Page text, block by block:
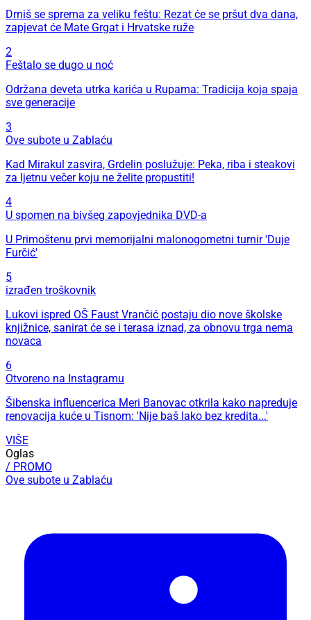
Drniš se sprema za veliku feštu: Rezat će se pršut dva dana,
zapjevat će Mate Grgat i Hrvatske ruže
2
Feštalo se dugo u noć
Održana deveta utrka karića u Rupama: Tradicija koja spaja
sve generacije
3
Ove subote u Zablaću
Kad Mirakul zasvira, Grdelin poslužuje: Peka, riba i steakovi
za ljetnu večer koju ne želite propustiti!
4
U spomen na bivšeg zapovjednika DVD-a
U Primoštenu prvi memorijalni malonogometni turnir 'Duje
Furčić'
5
izrađen troškovnik
Lukovi ispred OŠ Faust Vrančić postaju dio nove školske
knjižnice, sanirat će se i terasa iznad, za obnovu trga nema
novaca
6
Otvoreno na Instagramu
Šibenska influencerica Meri Banovac otkrila kako napreduje
renovacija kuće u Tisnom: 'Nije baš lako bez kredita...'
VIŠE
Oglas
/ PROMO
Ove subote u Zablaću